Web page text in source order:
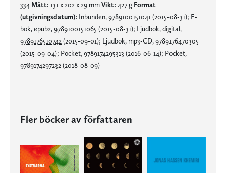
334 Mått: 131 x 202 x 29 mmVikt: 427 g Format
(utgivningsdatum): Inbunden, 9789100151041 (2015-08-31); E-
bok, epub2, 9789100151065 (2015-08-31); Ljudbok, digital,
9789176510742(2015-09-01); Ljudbok, mp3-CD, 9789176470305
(2015-09-04); Pocket, 9789174295313 (2016-06-14); Pocket,
9789174297232 (2018-08-09)
Fler böcker av författaren